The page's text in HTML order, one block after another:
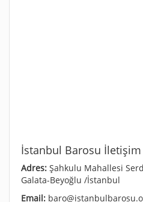
İstanbul Barosu
Adres: Şahkulu Mahallesi
Galata-Beyoğlu /İstanbul
Email: